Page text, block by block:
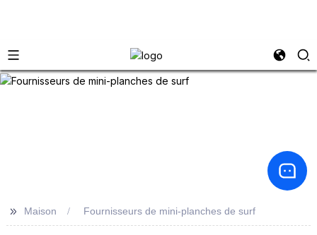
>> Maison Fournisseurs de mini-planches de surf